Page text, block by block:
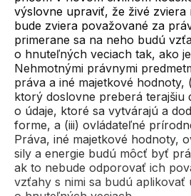
výslovne upraviť, že živé zviera
bude zviera považované za
primerane sa na neho budú
o hnuteľných veciach tak, ako
Nehmotnými právnymi
práva a iné majetkové hodnoty,
ktorý doslovne preberá terajšiu
o údaje, ktoré sa vytvárajú a
forme, a (iii) ovládateľné
Práva, iné majetkové hodnoty,
sily a energie budú môcť byť
ak to nebude odporovať ich
vzťahy s nimi sa budú aplikovať